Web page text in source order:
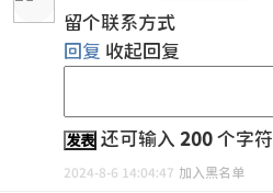
留个联系方式
回复 收起回复
发表 还可输入 200 个字符
2024-8-6 14:04:47 加入黑名单